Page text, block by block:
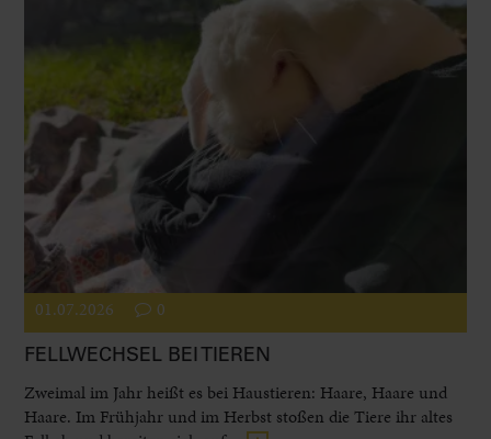
01.07.2026 0
FELLWECHSEL BEI TIEREN
Zweimal im Jahr heißt es bei Haustieren: Haare, Haare und
Haare. Im Frühjahr und im Herbst stoßen die Tiere ihr altes